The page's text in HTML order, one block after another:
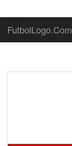
FutbolLogo.Com